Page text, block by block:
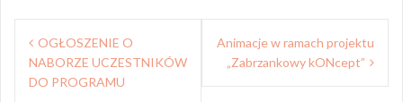
Nawigacja
wpisu
OGŁOSZENIE O
NABORZE UCZESTNIKÓW
DO PROGRAMU
Animacje w ramach projektu
„Zabrzankowy kONcept”